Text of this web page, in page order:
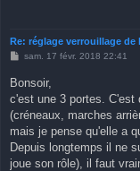
Re: réglage verrouillage de
M
s
a
e
sam. 17 févr. 2018 22:41
Bonsoir,
c'est une 3 portes. C'est
(créneaux, marches
mais je pense qu'elle a
Depuis longtemps il ne
joue son rôle), il faut